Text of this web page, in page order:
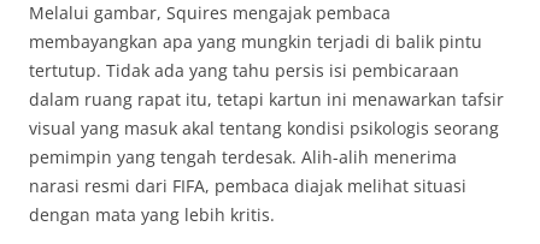
Melalui gambar, Squires mengajak pembaca
membayangkan apa yang mungkin terjadi di balik pintu
tertutup. Tidak ada yang tahu persis isi pembicaraan
dalam ruang rapat itu, tetapi kartun ini menawarkan tafsir
visual yang masuk akal tentang kondisi psikologis seorang
pemimpin yang tengah terdesak. Alih-alih menerima
narasi resmi dari FIFA, pembaca diajak melihat situasi
dengan mata yang lebih kritis.